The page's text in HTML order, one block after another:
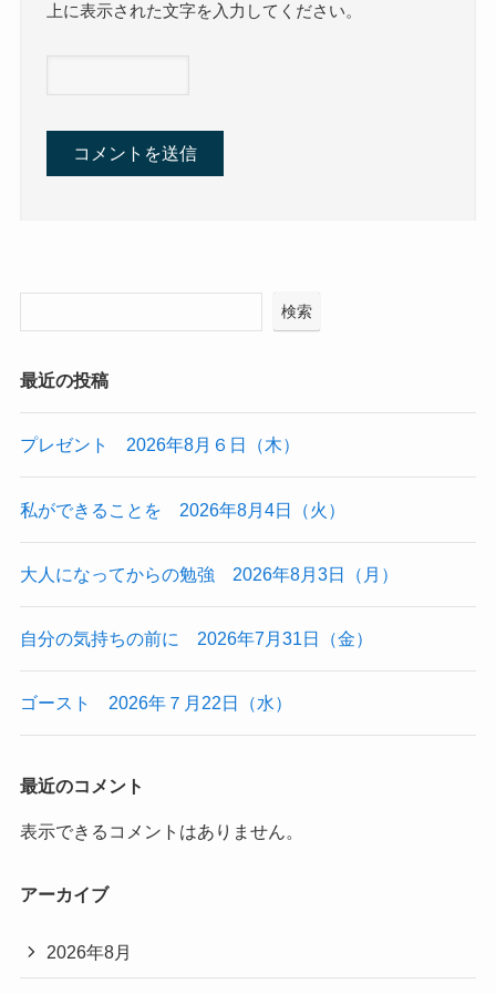
上に表示された文字を入力してください。
検索
最近の投稿
プレゼント 2026年8月６日（木）
私ができることを 2026年8月4日（火）
大人になってからの勉強 2026年8月3日（月）
自分の気持ちの前に 2026年7月31日（金）
ゴースト 2026年７月22日（水）
最近のコメント
表示できるコメントはありません。
アーカイブ
2026年8月